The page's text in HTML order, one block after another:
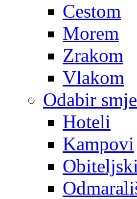
Cestom
Morem
Zrakom
Vlakom
Odabir
Hoteli
Kampovi